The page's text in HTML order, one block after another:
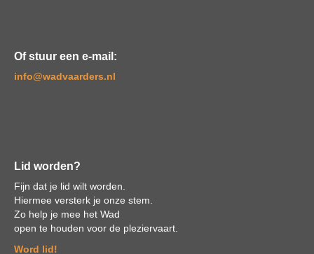
Of stuur een e-mail:
ofni@wadvaarders.nl
Lid worden?
Fijn dat je lid wilt worden.
Hiermee versterk je onze stem.
Zo help je mee het Wad
open te houden voor de pleziervaart.
Word lid!